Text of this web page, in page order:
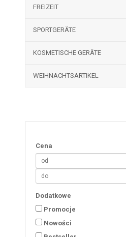
FREIZEIT
SPORTGERÄTE
KOSMETISCHE GERÄTE
WEIHNACHTSARTIKEL
Cena
Dodatkowe
Promocje
Nowości